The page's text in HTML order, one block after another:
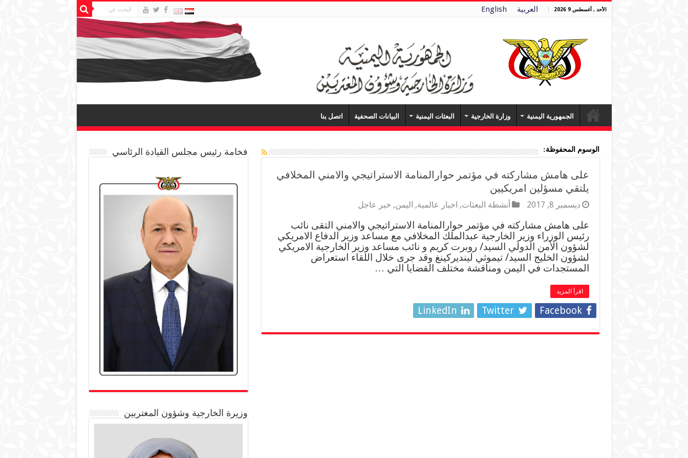
الأحد , أغسطس 9 2026 العربية English
الجمهورية اليمنية وزارة الخارجية البعثات اليمنية البيانات الصحفية اتصل بنا
الوسوم المحفوظة:
على هامش مشاركته في مؤتمر حوارالمنامة الاستراتيجي والامني المخلافي
يلتقي مسؤلين امريكيين
ديسمبر 8, 2017 أنشطة البعثات, اخبار عالمية, اليمن, خبر عاجل
على هامش مشاركته في مؤتمر حوارالمنامة الاستراتيجي والامني التقى نائب
رئيس الوزراء وزير الخارجية عبدالملك المخلافي مع مساعد وزير الدفاع الامريكي
لشؤون الأمن الدولي السيد/ روبرت كريم و نائب مساعد وزير الخارجية الامريكي
لشؤون الخليج السيد/ تيموثي لينديركينغ وقد جرى خلال اللقاء استعراض
المستجدات في اليمن ومناقشة مختلف القضايا التي …
اقرأ المزيد
Facebook
Twitter
LinkedIn
فخامة رئيس مجلس القيادة الرئاسي
وزيرة الخارجية وشؤون المغتربين